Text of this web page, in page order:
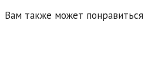
Вам также может понравиться